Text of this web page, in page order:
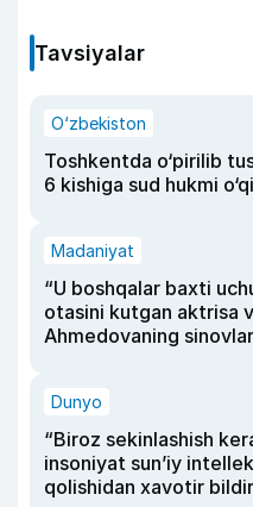
Tavsiyalar
O‘zbekiston
Toshkentda o‘pirilib
6 kishiga sud hukmi
Madaniyat
“U boshqalar baxti
otasini kutgan aktrisa
Ahmedovaning
Dunyo
“Biroz sekinlashish
insoniyat sun’iy
qolishidan xavotir